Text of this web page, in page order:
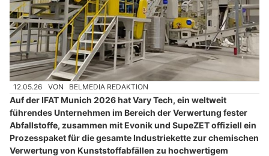
12.05.26 VON BELMEDIA REDAKTION
Auf der IFAT Munich 2026 hat Vary Tech, ein weltweit
führendes Unternehmen im Bereich der Verwertung fester
Abfallstoffe, zusammen mit Evonik und SupeZET offiziell ein
Prozesspaket für die gesamte Industriekette zur chemischen
Verwertung von Kunststoffabfällen zu hochwertigem